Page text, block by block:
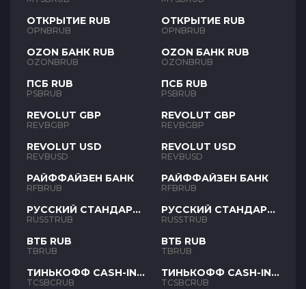
ОТКРЫТИЕ RUB
OPNBRUB
OZON БАНК RUB
OZONBRUB
ПСБ RUB
PSBRUB
REVOLUT GBP
REVBGBP
REVOLUT USD
REVBUSD
РАЙФФАЙЗЕН БАНК
RFBRUB
РУССКИЙ СТАНДАРТ
RUB
RUSSTRUB
ВТБ RUB
TBRUB
ТИНЬКОФФ CASH-IN
RUB
TCSBCRUB
ОТКРЫТИЕ RUB
OPNBRUB
OZON БАНК RUB
OZONBRUB
ПСБ RUB
PSBRUB
REVOLUT GBP
REVBGBP
REVOLUT USD
REVBUSD
РАЙФФАЙЗЕН БАНК
RFBRUB
РУССКИЙ СТАНДАРТ
RUB
RUSSTRUB
ВТБ RUB
TBRUB
ТИНЬКОФФ CASH-IN
RUB
TCSBCRUB